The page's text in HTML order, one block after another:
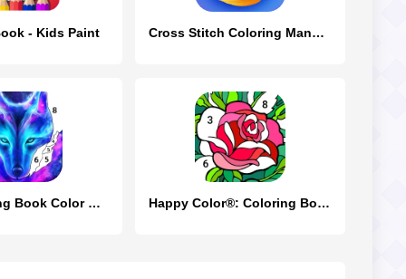
- Kids Paint Cross Stitch Coloring Mandala
Wolf Coloring Book Color Game Happy Color®: Coloring Book